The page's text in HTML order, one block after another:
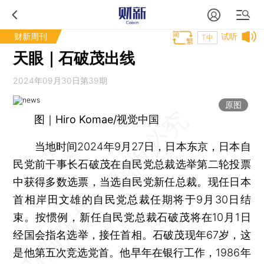
财新周刊 试听
T中
天眼｜石破茂出线
2024年09月30日第39期
原图
图｜Hiro Komae/视觉中国
当地时间2024年9月27日，日本东京，日本自
民党前干事长石破茂在自民党总裁选举第二轮投票
中获得多数选票，当选自民党新任总裁。现任日本
首相岸田文雄的自民党总裁任期将于9月30日结
束。按惯例，新任自民党总裁石破茂将在10月1日
经国会指名选举，接任首相。石破茂现年67岁，这
是他第五次竞选党首。他早年在银行工作，1986年